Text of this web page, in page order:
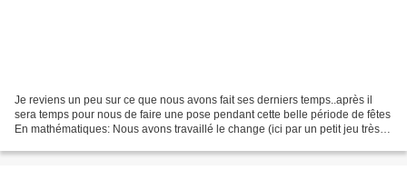
Je reviens un peu sur ce que nous avons fait ses derniers temps..après il
sera temps pour nous de faire une pose pendant cette belle période de fêtes
En mathématiques: Nous avons travaillé le change (ici par un petit jeu très